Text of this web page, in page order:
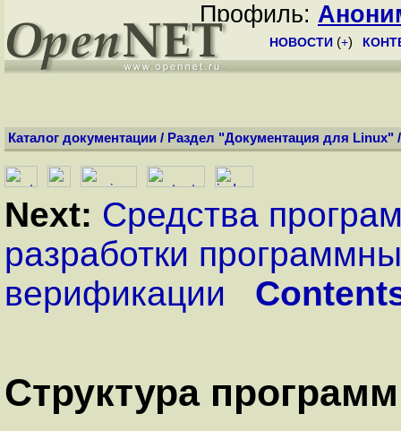
Профиль:
НОВОСТИ (+)
Каталог документации / Раздел "Документация для Linux"
Next: Средства
разработки
верификации
Структура